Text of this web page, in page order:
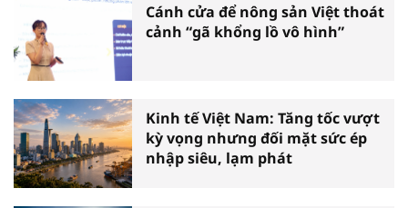
Cánh cửa để nông sản Việt thoát
cảnh “gã khổng lồ vô hình”
Kinh tế Việt Nam: Tăng tốc vượt
kỳ vọng nhưng đối mặt sức ép
nhập siêu, lạm phát